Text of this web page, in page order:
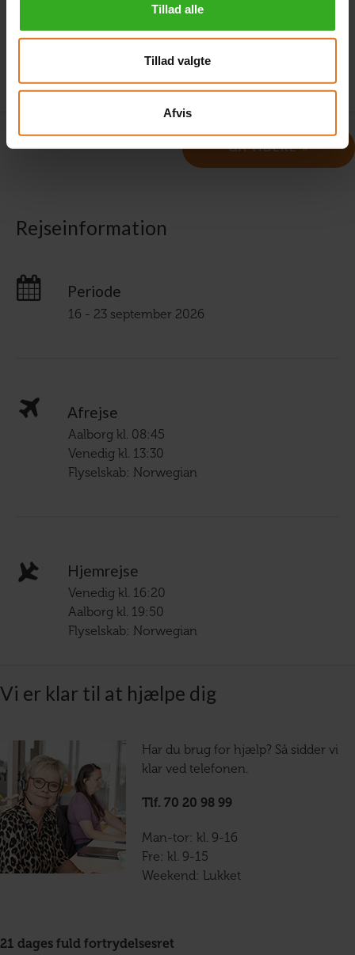
Tillad alle
Tillad valgte
Afvis
Rejseinformation
Periode
16 - 23 september 2026
Afrejse
Aalborg kl. 08:45
Venedig kl. 13:30
Flyselskab: Norwegian
Hjemrejse
Venedig kl. 16:20
Aalborg kl. 19:50
Flyselskab: Norwegian
Vi er klar til at hjælpe dig
Har du brug for hjælp? Så sidder vi
klar ved telefonen.
Tlf. 70 20 98 99
Man-tor: kl. 9-16
Fre: kl. 9-15
Weekend: Lukket
21 dages fuld fortrydelsesret